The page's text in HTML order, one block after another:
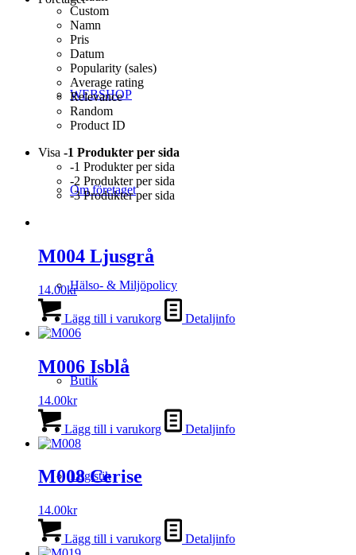
WEBSHOP
Om företaget
Hälso- & Miljöpolicy
Butik
Logistik
Custom
Namn
Pris
Datum
Popularity (sales)
Average rating
Relevance
Random
Product ID
Visa -1 Produkter per sida
-1 Produkter per sida
-2 Produkter per sida
-3 Produkter per sida
M004 Ljusgrå
14.00kr
Lägg till i varukorg Detaljinfo
M006 Isblå
14.00kr
Lägg till i varukorg Detaljinfo
M008 Cerise
14.00kr
Lägg till i varukorg Detaljinfo